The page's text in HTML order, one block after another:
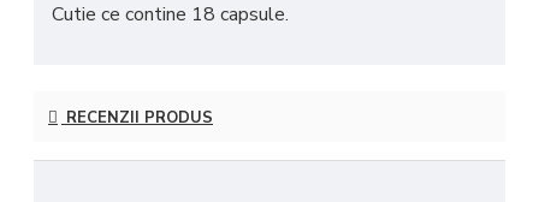
Cutie ce contine 18 capsule.
RECENZII PRODUS